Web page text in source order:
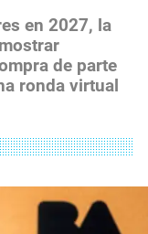
en 2027, la
de parte
ronda virtual